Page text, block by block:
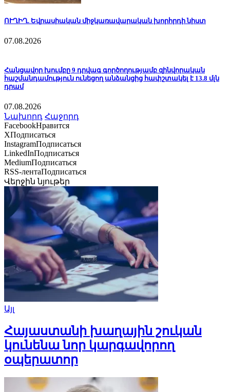
ՈՒՂԻՂ. Եվրասիական միջկառավարական խորհրդի նիստ
07.08.2026
Հանցավոր խումբը 9 դրվագ գործողությամբ զինվորական
հաշմանդամություն ունեցող անձանցից հափշտակել է 13.8 մլն
դրամ
07.08.2026
Նախորդ Հաջորդ
FacebookНравится
XПодписаться
InstagramПодписаться
LinkedInПодписаться
MediumПодписаться
RSS-лентаПодписаться
Վերջին նյութեր
Այլ
Հայաստանի խաղային շուկան
կունենա նոր կարգավորող
օպերատոր